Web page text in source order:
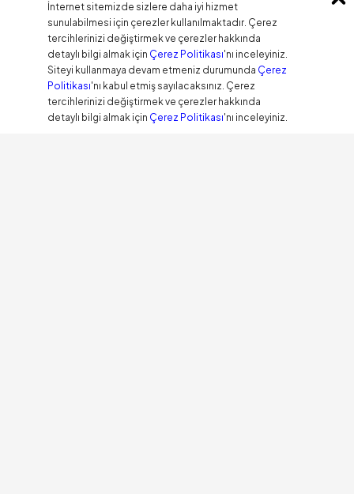
İnternet sitemizde sizlere daha iyi hizmet
sunulabilmesi için çerezler kullanılmaktadır. Çerez
tercihlerinizi değiştirmek ve çerezler hakkında
detaylı bilgi almak için Çerez Politikası'nı inceleyiniz.
Siteyi kullanmaya devam etmeniz durumunda Çerez
Politikası'nı kabul etmiş sayılacaksınız. Çerez
tercihlerinizi değiştirmek ve çerezler hakkında
detaylı bilgi almak için Çerez Politikası'nı inceleyiniz.